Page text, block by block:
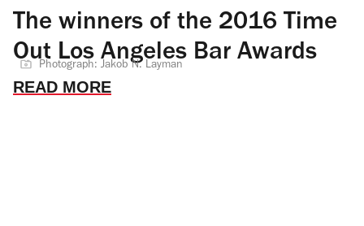
The winners of the 2016 Time
Out Los Angeles Bar Awards
Photograph: Jakob N. Layman
READ MORE